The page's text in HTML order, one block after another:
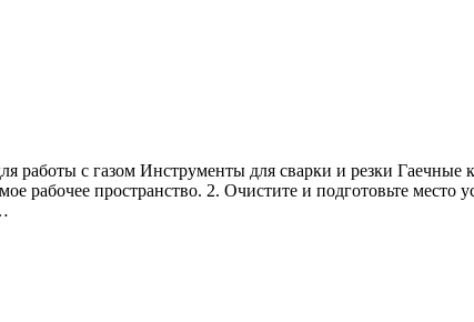
с газом Инструменты для сварки и резки
рабочее пространство. 2. Очистите и подготовьте